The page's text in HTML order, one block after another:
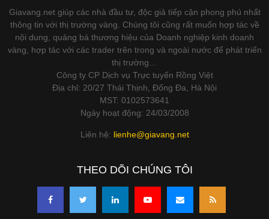
Giavang.net giúp các nhà đầu tư, độc giả tiếp cận phong phú nhất
thông tin với thị trường vàng. Chúng tôi cũng rất muốn hợp tác về
nội dung, quảng bá thương hiệu của Doanh nghiệp kinh doanh
vàng, hợp tác với các trader trên trong và ngoài nước để phát triển
thị trường…
Công ty CP Dịch vụ Trực tuyến Rồng Việt
Địa chỉ: 20/27 Thái Thịnh, Đống Đa, Hà Nội
MST: 0102573641
Ngày hoạt động: 24/03/2008
Liên hệ: lienhe@giavang.net
THEO DÕI CHÚNG TÔI